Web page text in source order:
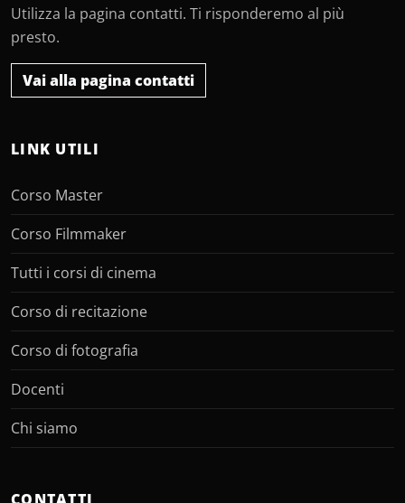
Utilizza la pagina contatti. Ti risponderemo al più
presto.
Vai alla pagina contatti
LINK UTILI
Corso Master
Corso Filmmaker
Tutti i corsi di cinema
Corso di recitazione
Corso di fotografia
Docenti
Chi siamo